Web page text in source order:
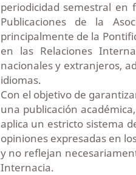
periodicidad semestral
Publicaciones de la
principalmente de la
en las Relaciones
nacionales y extranjeros,
idiomas.
Con el objetivo de
una publicación
aplica un estricto sistema
opiniones expresadas en
y no reflejan
Internacia.